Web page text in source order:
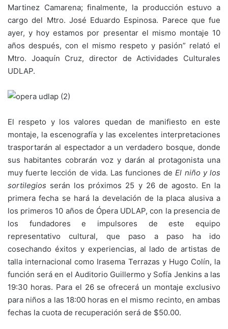
Martinez Camarena; finalmente, la producción estuvo a
cargo del Mtro. José Eduardo Espinosa. Parece que fue
ayer, y hoy estamos por presentar el mismo montaje 10
años después, con el mismo respeto y pasión” relató el
Mtro. Joaquín Cruz, director de Actividades Culturales
UDLAP.
El respeto y los valores quedan de manifiesto en este
montaje, la escenografía y las excelentes interpretaciones
trasportarán al espectador a un verdadero bosque, donde
sus habitantes cobrarán voz y darán al protagonista una
muy fuerte lección de vida. Las funciones deEl niño y los
sortilegios serán los próximos 25 y 26 de agosto. En la
primera fecha se hará la develación de la placa alusiva a
los primeros 10 años de Ópera UDLAP, con la presencia de
los fundadores e impulsores de este equipo
representativo cultural, que paso a paso ha ido
cosechando éxitos y experiencias, al lado de artistas de
talla internacional como Irasema Terrazas y Hugo Colín, la
función será en el Auditorio Guillermo y Sofía Jenkins a las
19:30 horas. Para el 26 se ofrecerá un montaje exclusivo
para niños a las 18:00 horas en el mismo recinto, en ambas
fechas la cuota de recuperación será de $50.00.